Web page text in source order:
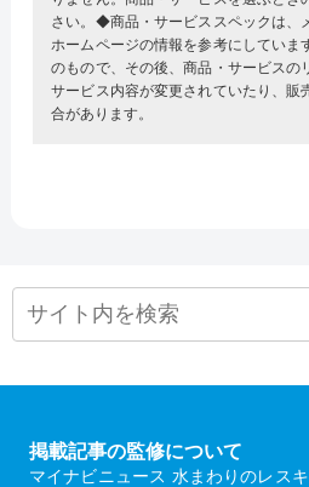
さい。◆商品・サービススペックは、
ホームページの情報を参考にしてい
のもので、その後、商品・サービスの
サービス内容が変更されていたり、販
合があります。
掲載記事の監修について
マイナビニュース 水まわりのレス